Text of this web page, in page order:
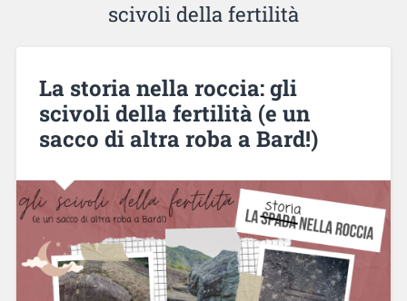
scivoli della fertilità
La storia nella roccia: gli
scivoli della fertilità (e un
sacco di altra roba a Bard!)